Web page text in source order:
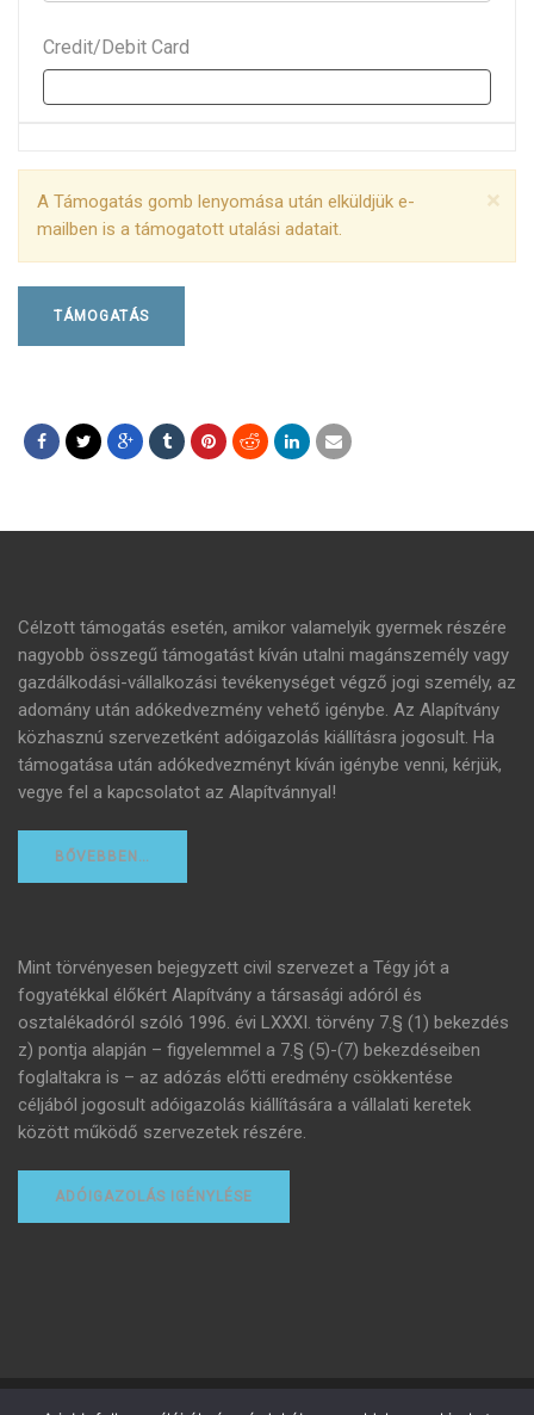
Credit/Debit Card
×
A Támogatás gomb lenyomása után elküldjük e-
mailben is a támogatott utalási adatait.
TÁMOGATÁS
Célzott támogatás esetén, amikor valamelyik gyermek részére
nagyobb összegű támogatást kíván utalni magánszemély vagy
gazdálkodási-vállalkozási tevékenységet végző jogi személy, az
adomány után adókedvezmény vehető igénybe. Az Alapítvány
közhasznú szervezetként adóigazolás kiállításra jogosult. Ha
támogatása után adókedvezményt kíván igénybe venni, kérjük,
vegye fel a kapcsolatot az Alapítvánnyal!
BŐVEBBEN…
Mint törvényesen bejegyzett civil szervezet a Tégy jót a
fogyatékkal élőkért Alapítvány a társasági adóról és
osztalékadóról szóló 1996. évi LXXXI. törvény 7.§ (1) bekezdés
z) pontja alapján – figyelemmel a 7.§ (5)-(7) bekezdéseiben
foglaltakra is – az adózás előtti eredmény csökkentése
céljából jogosult adóigazolás kiállítására a vállalati keretek
között működő szervezetek részére.
ADÓIGAZOLÁS IGÉNYLÉSE